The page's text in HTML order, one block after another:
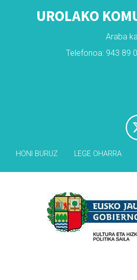
UROLAKO
Araba
Telefonoa: 943 89
HONI BURUZ LEGE OHARRA